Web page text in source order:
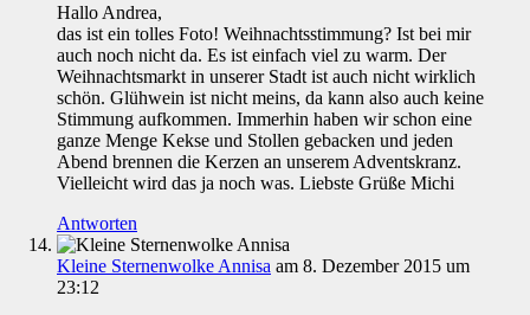
Hallo Andrea,
das ist ein tolles Foto! Weihnachtsstimmung? Ist bei mir
auch noch nicht da. Es ist einfach viel zu warm. Der
Weihnachtsmarkt in unserer Stadt ist auch nicht wirklich
schön. Glühwein ist nicht meins, da kann also auch keine
Stimmung aufkommen. Immerhin haben wir schon eine
ganze Menge Kekse und Stollen gebacken und jeden
Abend brennen die Kerzen an unserem Adventskranz.
Vielleicht wird das ja noch was. Liebste Grüße Michi
Antworten
Kleine Sternenwolke Annisa am 8. Dezember 2015 um
23:12